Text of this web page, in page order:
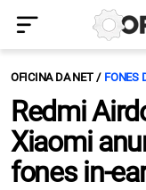
OFICINA DA NET FONES
Redmi
Xiaomi
fones in-